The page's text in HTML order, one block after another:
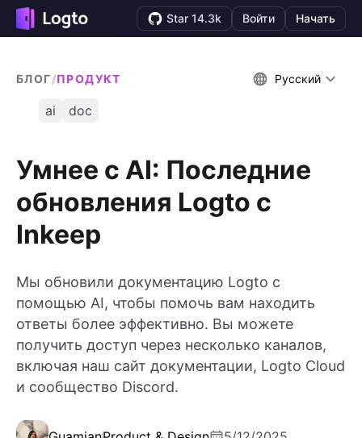
Star 14.3k Войти Начать
БЛОГ/ПРОДУКТ Русский
ai doc
Умнее с AI: Последние
обновления Logto с
Inkeep
Мы обновили документацию Logto с
помощью AI, чтобы помочь вам находить
ответы более эффективно. Вы можете
получить доступ через несколько каналов,
включая наш сайт документации, Logto Cloud
и сообщество Discord.